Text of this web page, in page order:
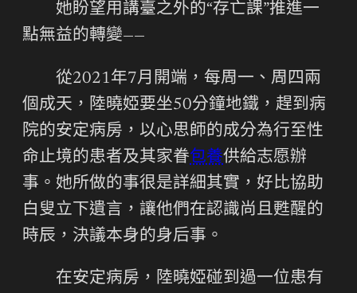
她盼望用講臺之外的“存亡課”推進一
點無益的轉變——
從2021年7月開端，每周一、周四兩
個成天，陸曉婭要坐50分鐘地鐵，趕到病
院的安定病房，以心思師的成分為行至性
命止境的患者及其家眷包養供給志愿辦
事。她所做的事很是詳細其實，好比協助
白叟立下遺言，讓他們在認識尚且甦醒的
時辰，決議本身的身后事。
在安定病房，陸曉婭碰到過一位患有